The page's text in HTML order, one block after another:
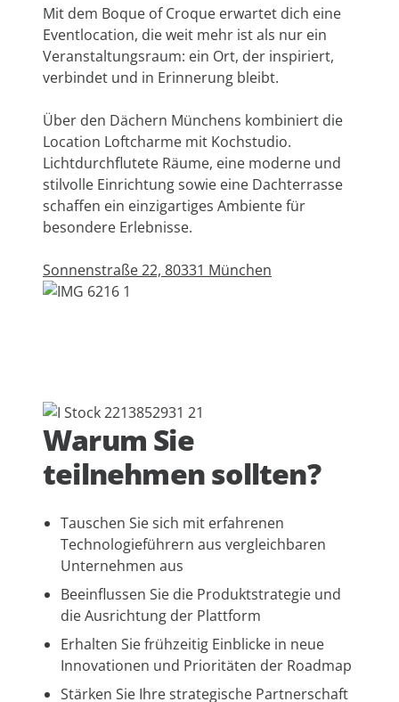
Mit dem Boque of Croque erwartet dich eine
Eventlocation, die weit mehr ist als nur ein
Veranstaltungsraum: ein Ort, der inspiriert,
verbindet und in Erinnerung bleibt.
Über den Dächern Münchens kombiniert die
Location Loftcharme mit Kochstudio.
Lichtdurchflutete Räume, eine moderne und
stilvolle Einrichtung sowie eine Dachterrasse
schaffen ein einzigartiges Ambiente für
besondere Erlebnisse.
Sonnenstraße 22, 80331 München
Warum Sie
teilnehmen sollten?
Tauschen Sie sich mit erfahrenen
Technologieführern aus vergleichbaren
Unternehmen aus
Beeinflussen Sie die Produktstrategie und
die Ausrichtung der Plattform
Erhalten Sie frühzeitig Einblicke in neue
Innovationen und Prioritäten der Roadmap
Stärken Sie Ihre strategische Partnerschaft